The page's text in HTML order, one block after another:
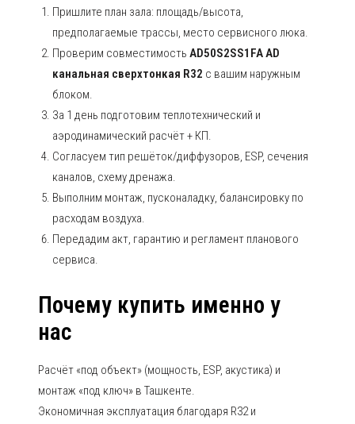
Пришлите план зала: площадь/высота,
предполагаемые трассы, место сервисного люка.
Проверим совместимость AD50S2SS1FA AD
канальная сверхтонкая R32 с вашим наружным
блоком.
За 1 день подготовим теплотехнический и
аэродинамический расчёт + КП.
Согласуем тип решёток/диффузоров, ESP, сечения
каналов, схему дренажа.
Выполним монтаж, пусконаладку, балансировку по
расходам воздуха.
Передадим акт, гарантию и регламент планового
сервиса.
Почему купить именно у
нас
Расчёт «под объект» (мощность, ESP, акустика) и
монтаж «под ключ» в Ташкенте.
Экономичная эксплуатация благодаря R32 и